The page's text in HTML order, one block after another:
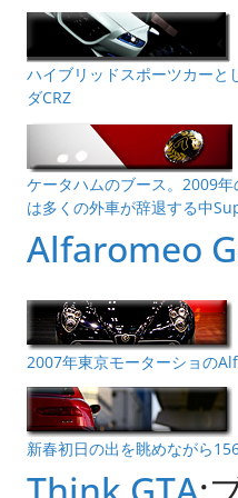
ハイブリッドスポーツカーと
ダCRZ
ケータハムのブース。2009
は多くの外車が辞退する中
Alfaromeo
2007年東京モーターショの
新春初日の出を眺めながら